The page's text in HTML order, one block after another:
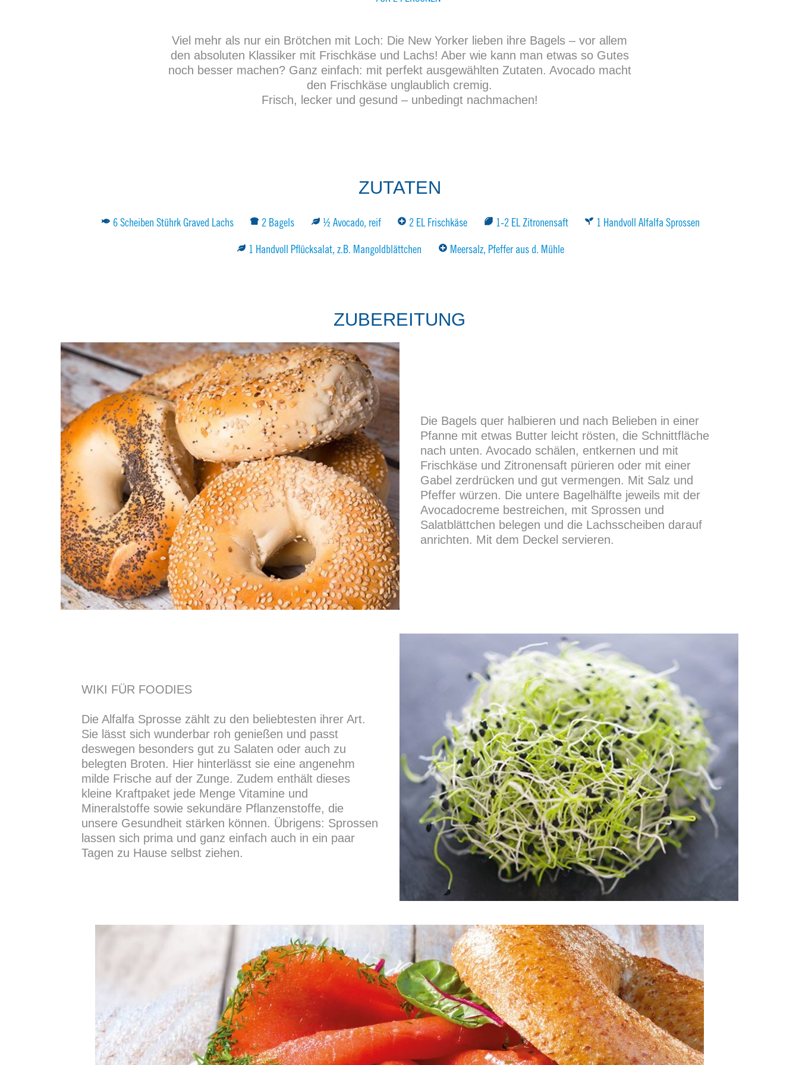
Viel mehr als nur ein Brötchen mit Loch: Die New Yorker lieben ihre Bagels – vor allem
den absoluten Klassiker mit Frischkäse und Lachs! Aber wie kann man etwas so Gutes
noch besser machen? Ganz einfach: mit perfekt ausgewählten Zutaten. Avocado macht
den Frischkäse unglaublich cremig.
Frisch, lecker und gesund – unbedingt nachmachen!
ZUTATEN
6 Scheiben Stührk Graved Lachs 2 Bagels ½ Avocado, reif 2 EL Frischkäse 1-2 EL Zitronensaft 1 Handvoll Alfalfa Sprossen
1 Handvoll Pflücksalat, z.B. Mangoldblättchen Meersalz, Pfeffer aus d. Mühle
ZUBEREITUNG
Die Bagels quer halbieren und nach Belieben in einer
Pfanne mit etwas Butter leicht rösten, die Schnittfläche
nach unten. Avocado schälen, entkernen und mit
Frischkäse und Zitronensaft pürieren oder mit einer
Gabel zerdrücken und gut vermengen. Mit Salz und
Pfeffer würzen. Die untere Bagelhälfte jeweils mit der
Avocadocreme bestreichen, mit Sprossen und
Salatblättchen belegen und die Lachsscheiben darauf
anrichten. Mit dem Deckel servieren.
WIKI FÜR FOODIES
Die Alfalfa Sprosse zählt zu den beliebtesten ihrer Art.
Sie lässt sich wunderbar roh genießen und passt
deswegen besonders gut zu Salaten oder auch zu
belegten Broten. Hier hinterlässt sie eine angenehm
milde Frische auf der Zunge. Zudem enthält dieses
kleine Kraftpaket jede Menge Vitamine und
Mineralstoffe sowie sekundäre Pflanzenstoffe, die
unsere Gesundheit stärken können. Übrigens: Sprossen
lassen sich prima und ganz einfach auch in ein paar
Tagen zu Hause selbst ziehen.